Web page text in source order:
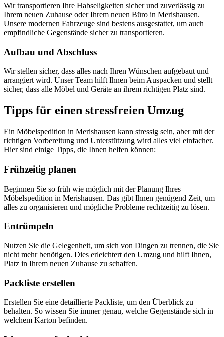
Wir transportieren Ihre Habseligkeiten sicher und zuverlässig zu
Ihrem neuen Zuhause oder Ihrem neuen Büro in Merishausen.
Unsere modernen Fahrzeuge sind bestens ausgestattet, um auch
empfindliche Gegenstände sicher zu transportieren.
Aufbau und Abschluss
Wir stellen sicher, dass alles nach Ihren Wünschen aufgebaut und
arrangiert wird. Unser Team hilft Ihnen beim Auspacken und stellt
sicher, dass alle Möbel und Geräte an ihrem richtigen Platz sind.
Tipps für einen stressfreien Umzug
Ein Möbelspedition in Merishausen kann stressig sein, aber mit der
richtigen Vorbereitung und Unterstützung wird alles viel einfacher.
Hier sind einige Tipps, die Ihnen helfen können:
Frühzeitig planen
Beginnen Sie so früh wie möglich mit der Planung Ihres
Möbelspedition in Merishausen. Das gibt Ihnen genügend Zeit, um
alles zu organisieren und mögliche Probleme rechtzeitig zu lösen.
Entrümpeln
Nutzen Sie die Gelegenheit, um sich von Dingen zu trennen, die Sie
nicht mehr benötigen. Dies erleichtert den Umzug und hilft Ihnen,
Platz in Ihrem neuen Zuhause zu schaffen.
Packliste erstellen
Erstellen Sie eine detaillierte Packliste, um den Überblick zu
behalten. So wissen Sie immer genau, welche Gegenstände sich in
welchem Karton befinden.